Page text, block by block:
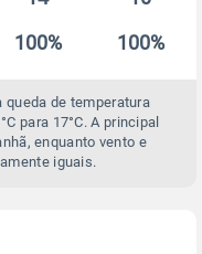
100% 100%
queda de temperatura
para 17°C. A principal
enquanto vento e
iguais.